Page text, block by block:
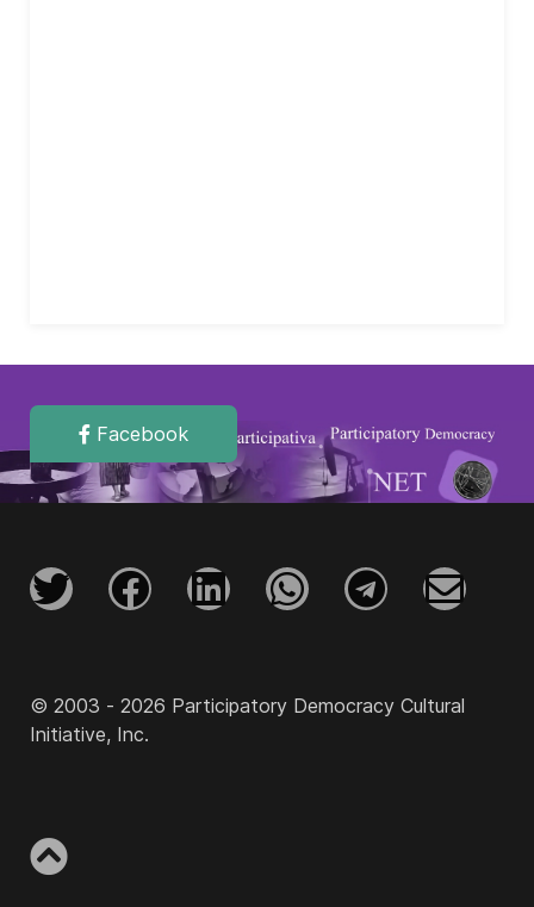
Facebook
© 2003 - 2026 Participatory Democracy Cultural
Initiative, Inc.